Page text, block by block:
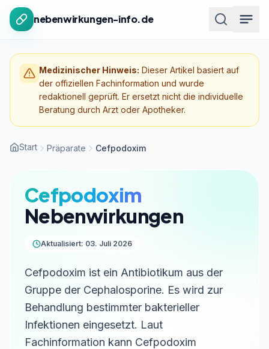
Zum Inhalt springen
nebenwirkungen-info.de
Medizinischer Hinweis: Dieser Artikel basiert auf
der offiziellen Fachinformation und wurde
redaktionell geprüft. Er ersetzt nicht die individuelle
Beratung durch Arzt oder Apotheker.
Start Präparate Cefpodoxim
Cefpodoxim
Nebenwirkungen
Aktualisiert: 03. Juli 2026
Cefpodoxim ist ein Antibiotikum aus der
Gruppe der Cephalosporine. Es wird zur
Behandlung bestimmter bakterieller
Infektionen eingesetzt. Laut
Fachinformation kann Cefpodoxim